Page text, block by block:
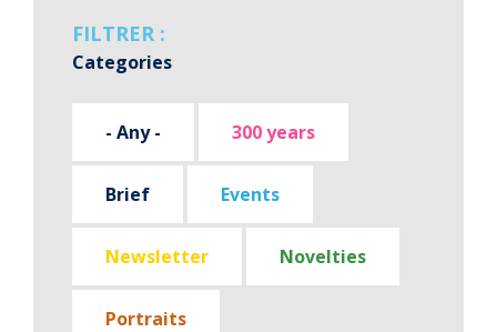
FILTRER :
Categories
- Any - 300 years
Brief Events
Newsletter Novelties
Portraits